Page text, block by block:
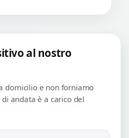
al nostro
domicilio e non forniamo
andata è a carico del